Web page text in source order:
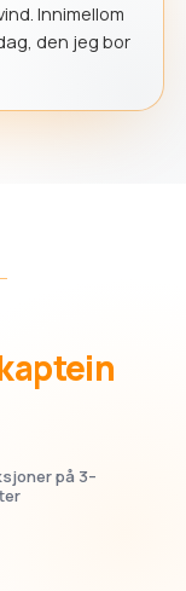
Innimellom
den jeg bor
på 3–